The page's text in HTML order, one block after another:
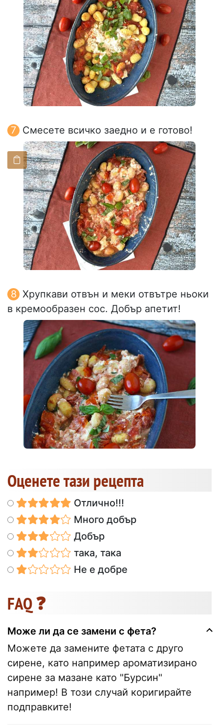
Смесете всичко заедно и е готово!
Хрупкави отвън и меки отвътре ньоки
в кремообразен сос. Добър апетит!
Оценете тази рецепта
Отлично!!!
Много добър
Добър
така, така
Не е добре
FAQ ❓
Може ли да се замени с фета?
Можете да замените фетата с друго
сирене, като например ароматизирано
сирене за мазане като "Бурсин"
например! В този случай коригирайте
подправките!